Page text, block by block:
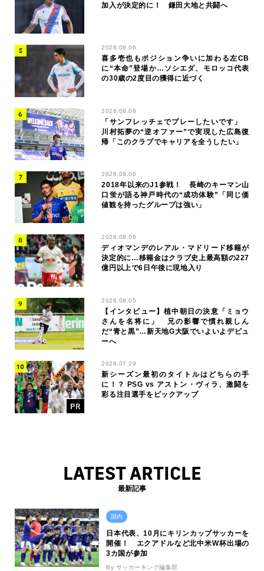
加入が決定的に！ 鎌田大地と共闘へ
2026.08.06
喜多壱也もポジション争いに加わる左CB
に“本命”登場か…ソシエダ、モロッコ代表
の30歳の2度目の獲得に近づく
2026.08.06
「サンフレッチェでプレーしたいです」
川村拓夢の“逆オファー”で実現した広島復
帰「このクラブでキャリアを全うしたい」
2026.08.06
2018年以来のJ1参戦！ 長崎のキーマン山
口蛍が語る神戸時代の“成功体験”「同じ価
値観を持ったグループは強い」
2026.08.06
ディオマンデのレアル・マドリード移籍が
決定的に…移籍金はクラブ史上最高額の227
億円以上で6日午後に現地入り
2026.08.05
【インタビュー】植中朝日の決意「ミョウ
さんを名将に」 兄の影響で慣れ親しん
だ“青と黒”…新天地G大阪でいよいよデビュ
ーへ
2026.07.29
新シーズン最初のタイトルはどちらの手
に！？ PSG vs アストン・ヴィラ、激闘を
彩る注目選手をピックアップ
LATEST ARTICLE
最新記事
国内
日本代表、10月にキリンカップサッカーを
開催！ エクアドルなど北中米W杯出場の
3カ国が参加
By サッカーキング編集部